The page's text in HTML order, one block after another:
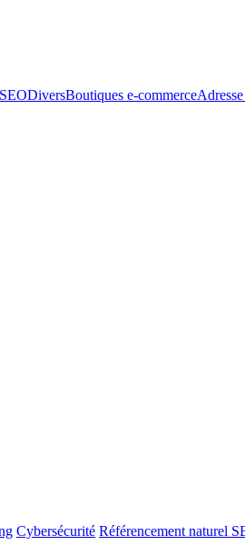
DiversBoutiques e-commerce
Cybersécurité Référencement naturel